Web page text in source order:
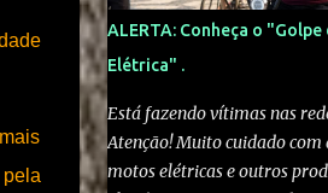
docente da Universidade
Recôncavo da Bahia, doutor
Social pela Universidade de
pesquisador visitante na
“Em vez de simplesmente
modelos eurocentrados de
ALERTA: Conheça o
Elétrica" .
Está fazendo vítimas nas
Atenção! Muito cuidado com
motos elétricas e outros